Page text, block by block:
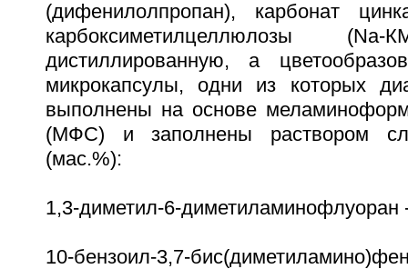
(дифенилолпропан), карбонат
карбоксиметилцеллюлозы
дистиллированную, а
микрокапсулы, одни из которых
выполнены на основе
(МФС) и заполнены раствором
(мас.%):
1,3-диметил-6-диметиламинофлуоран
10-бензоил-3,7-